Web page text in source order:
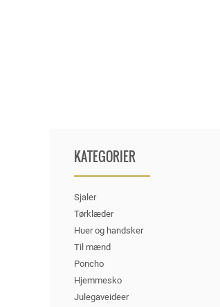
KATEGORIER
Sjaler
Tørklæder
Huer og handsker
Til mænd
Poncho
Hjemmesko
Julegaveideer